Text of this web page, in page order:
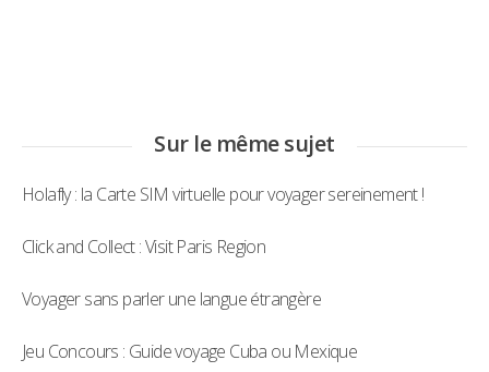
Sur le même sujet
Holafly : la Carte SIM virtuelle pour voyager sereinement !
Click and Collect : Visit Paris Region
Voyager sans parler une langue étrangère
Jeu Concours : Guide voyage Cuba ou Mexique